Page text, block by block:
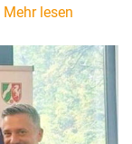
Mehr lesen